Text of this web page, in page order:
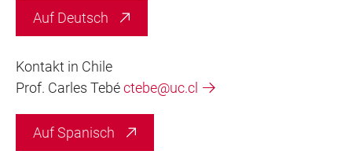
Auf Deutsch
Kontakt in Chile
Prof. Carles Tebéctebe@uc.cl
Auf Spanisch